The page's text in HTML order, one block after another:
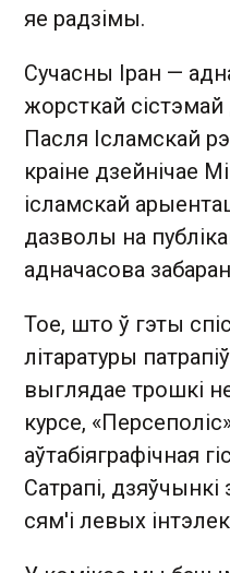
яе радзімы.
Сучасны Іран —
жорсткай
Пасля Ісламскай
краіне дзейнічае
ісламскай
дазволы на
адначасова
Тое, што ў гэты
літаратуры
выглядае трошкі
курсе,
аўтабіяграфічная
Сатрапі,
сям'і левых